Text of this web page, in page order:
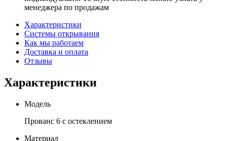
менеджера по продажам
Характеристики
Системы открывания
Как мы работаем
Доставка и оплата
Отзывы
Характеристики
Модель
Прованс 6 с остеклением
Материал